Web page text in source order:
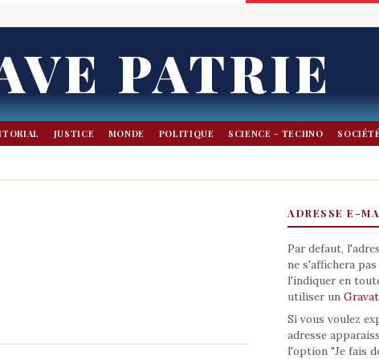
PATRIE
JUSTICE MONDE POLITIQUE SCIENCE - TECHNO
ADRESSE E-
Par defaut,
ne s'affichera
l'indiquer en
utiliser un
Si vous voulez
adresse
l'option "Je fais